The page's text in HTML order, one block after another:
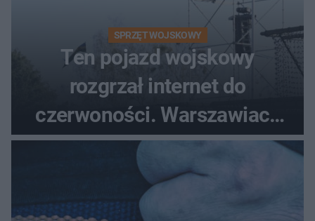
SPRZĘT WOJSKOWY
Ten pojazd wojskowy
rozgrzał internet do
czerwoności. Warszawiacy
pytali, czy to Mad Max!